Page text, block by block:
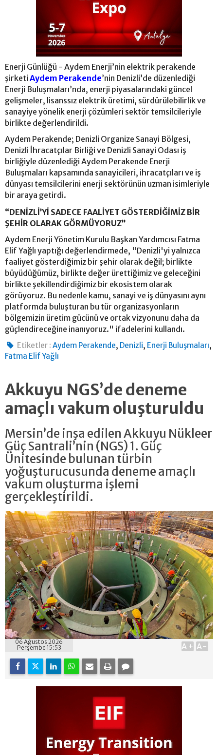
Enerji Günlüğü - Aydem Enerji’nin elektrik perakende
şirketi Aydem Perakende’nin Denizli’de düzenlediği
Enerji Buluşmaları’nda, enerji piyasalarındaki güncel
gelişmeler, lisanssız elektrik üretimi, sürdürülebilirlik ve
sanayiye yönelik enerji çözümleri sektör temsilcileriyle
birlikte değerlendirildi.
Aydem Perakende; Denizli Organize Sanayi Bölgesi,
Denizli İhracatçılar Birliği ve Denizli Sanayi Odası iş
birliğiyle düzenlediği Aydem Perakende Enerji
Buluşmaları kapsamında sanayicileri, ihracatçıları ve iş
dünyası temsilcilerini enerji sektörünün uzman isimleriyle
bir araya getirdi.
“DENİZLİ’Yİ SADECE FAALİYET GÖSTERDİĞİMİZ BİR
ŞEHİR OLARAK GÖRMÜYORUZ”
Aydem Enerji Yönetim Kurulu Başkan Yardımcısı Fatma
Elif Yağlı yaptığı değerlendirmede, "Denizli'yi yalnızca
faaliyet gösterdiğimiz bir şehir olarak değil; birlikte
büyüdüğümüz, birlikte değer ürettiğimiz ve geleceğini
birlikte şekillendirdiğimiz bir ekosistem olarak
görüyoruz. Bu nedenle kamu, sanayi ve iş dünyasını aynı
platformda buluşturan bu tür organizasyonların
bölgemizin üretim gücünü ve ortak vizyonunu daha da
güçlendireceğine inanıyoruz." ifadelerini kullandı.
Etiketler : Aydem Perakende, Denizli, Enerji Buluşmaları,
Fatma Elif Yağlı
Akkuyu NGS’de deneme
amaçlı vakum oluşturuldu
Mersin’de inşa edilen Akkuyu Nükleer
Güç Santrali’nin (NGS) 1. Güç
Ünitesinde bulunan türbin
yoğuşturucusunda deneme amaçlı
vakum oluşturma işlemi
gerçekleştirildi.
06 Ağustos 2026
Perşembe 15:53
A+ A-